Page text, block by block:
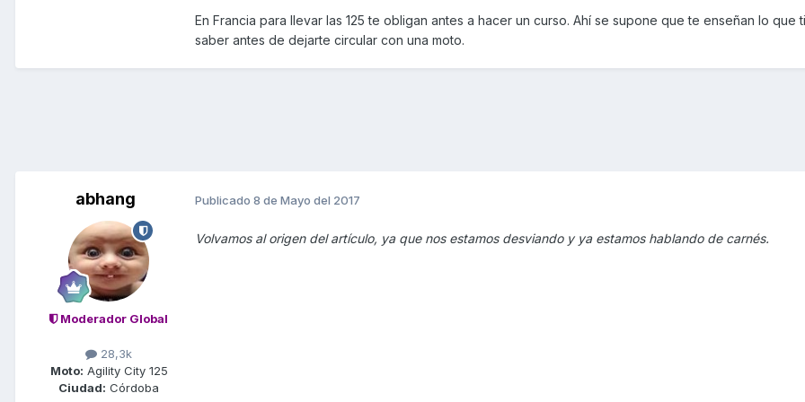
En Francia para llevar las 125 te obligan antes a hacer un curso. Ahí se supone que te enseñan lo que
saber antes de dejarte circular con una moto.
abhang
Moderador Global
28,3k
Moto: Agility City 125
Ciudad: Córdoba
Publicado 8 de Mayo del 2017
Volvamos al origen del artículo, ya que nos estamos desviando y ya estamos hablando de carnés.